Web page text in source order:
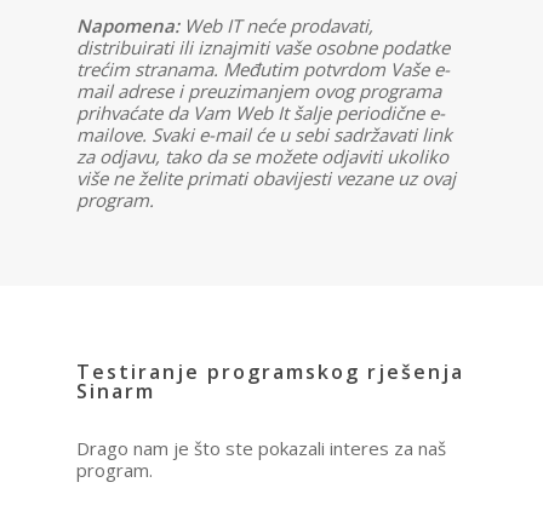
Napomena:Web IT neće prodavati,
distribuirati ili iznajmiti vaše osobne podatke
trećim stranama. Međutim potvrdom Vaše e-
mail adrese i preuzimanjem ovog programa
prihvaćate da Vam Web It šalje periodične e-
mailove. Svaki e-mail će u sebi sadržavati link
za odjavu, tako da se možete odjaviti ukoliko
više ne želite primati obavijesti vezane uz ovaj
program.
Testiranje programskog rješenja
Sinarm
Drago nam je što ste pokazali interes za naš
program.